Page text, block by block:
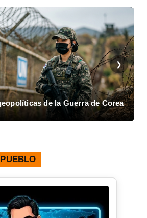
de la Guerra de Corea
❯